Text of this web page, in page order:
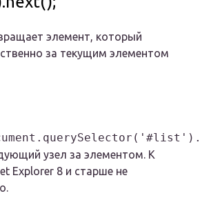
элемент, который
за текущим элементом
узел за элементом. К
Explorer 8 и старше не